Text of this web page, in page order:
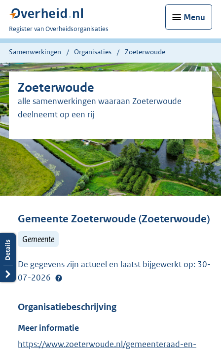
Menu
U
bent
nu
Register van Overheidsorganisaties
Samenwerkingen Organisaties Zoeterwoude
Zoeterwoude
alle samenwerkingen waaraan Zoeterwoude
deelneemt op een rij
Gemeente Zoeterwoude (Zoeterwoude)
Gemeente
De gegevens zijn actueel en laatst bijgewerkt op: 30-
07-2026
Organisatiebeschrijving
Meer informatie
E
https://www.zoeterwoude.nl/gemeenteraad-en-